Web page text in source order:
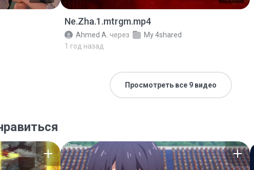
Ne.Zha.1.mtrgm.mp4
Ahmed A. через
My 4shared
1 год назад
Просмотреть все 9 видео